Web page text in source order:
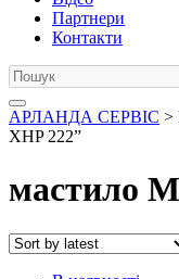
Партнери
Контакти
АРЛАНДА СЕРВІС >
XHP 222”
мастило